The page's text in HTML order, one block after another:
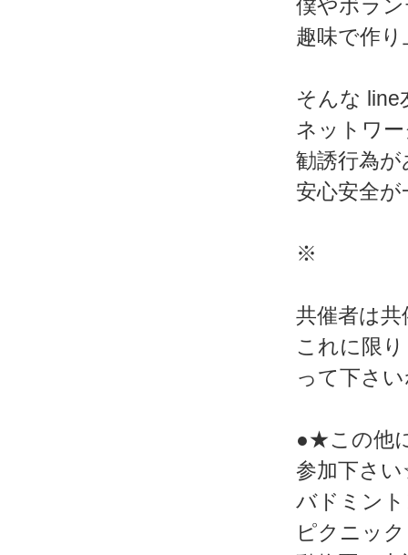
僕やボラ
趣味で作
そんな line
ネットワ
勧誘行為
安心安全
※
共催者は
これに限
って下さ
●★この他
参加下さ
バドミン
ピクニッ